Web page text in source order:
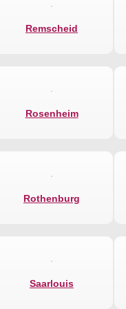
Remscheid
Rosenheim
Rothenburg
Saarlouis